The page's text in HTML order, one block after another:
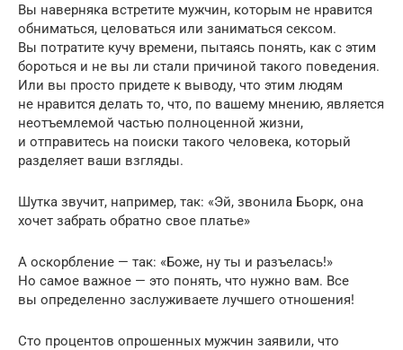
Вы наверняка встретите мужчин, которым не нравится
обниматься, целоваться или заниматься сексом.
Вы потратите кучу времени, пытаясь понять, как с этим
бороться и не вы ли стали причиной такого поведения.
Или вы просто придете к выводу, что этим людям
не нравится делать то, что, по вашему мнению, является
неотъемлемой частью полноценной жизни,
и отправитесь на поиски такого человека, который
разделяет ваши взгляды.
Шутка звучит, например, так: «Эй, звонила Бьорк, она
хочет забрать обратно свое платье»
А оскорбление — так: «Боже, ну ты и разъелась!»
Но самое важное — это понять, что нужно вам. Все
вы определенно заслуживаете лучшего отношения!
Сто процентов опрошенных мужчин заявили, что